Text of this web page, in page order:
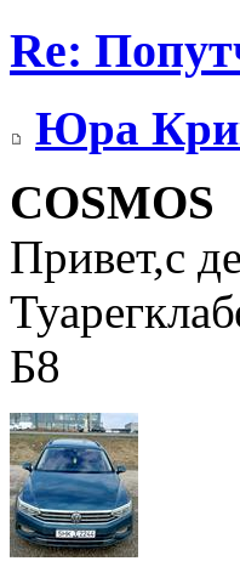
Re:
Юра
COSMOS
Привет,с
Б8